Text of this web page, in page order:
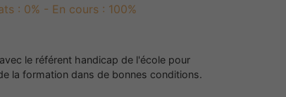
: 0% - En cours : 100%
le référent handicap de l'école pour
la formation dans de bonnes conditions.